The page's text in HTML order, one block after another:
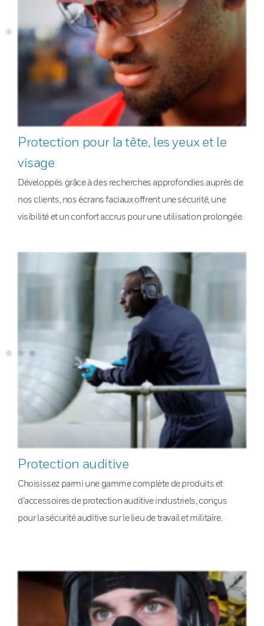
Protection pour la tête, les yeux et le
visage
Développés grâce à des recherches approfondies auprès de
nos clients, nos écrans faciaux offrent une sécurité, une
visibilité et un confort accrus pour une utilisation prolongée.
Protection auditive
Choisissez parmi une gamme complète de produits et
d’accessoires de protection auditive industriels, conçus
pour la sécurité auditive sur le lieu de travail et militaire.